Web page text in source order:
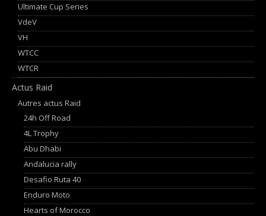
Ultimate Cup Series
VdeV
VH
WTCC
WTCR
Actus Raid
Autres actus Raid
24h Off Road
4L Trophy
Abu Dhabi
Andalucia rally
Desafio Ruta 40
Enduro Moto
Hearts of Morocco